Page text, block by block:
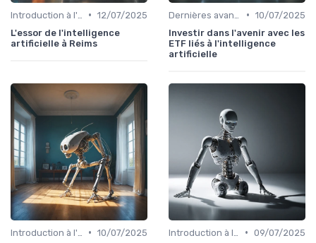
• 12/07/2025
L'essor de l'intelligence
artificielle à Reims
• 10/07/2025
Investir dans l'avenir avec les
ETF liés à l'intelligence
artificielle
• 10/07/2025
• 09/07/2025